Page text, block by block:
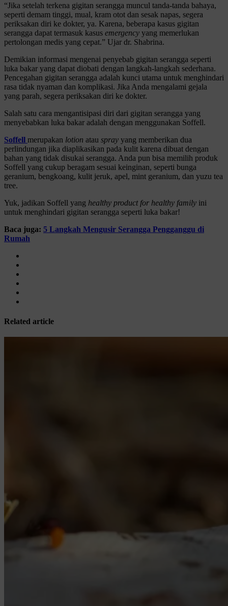
“Jika setelah terkena gigitan serangga muncul tanda-tanda bahaya,
seperti demam tinggi, mual, kram otot dan sesak napas, segera
periksakan diri ke dokter, ya. Karena, beberapa kasus gigitan
serangga dapat termasuk kasus emergency yang memerlukan
pertolongan medis yang cepat.” Ujar dr. Shabrina.
Demikian informasi mengenai penyebab gigitan serangga seperti
luka bakar yang dapat diobati dengan langkah-langkah sederhana.
Pencegahan gigitan serangga adalah kunci utama untuk menghindari
rasa tidak nyaman dan komplikasi. Jika Anda mengalami gejala
yang parah, segera periksakan diri ke dokter.
Salah satu cara mengantisipasi diri dari gigitan serangga yang
menyebabkan luka bakar adalah dengan menggunakan Soffell.
Soffell merupakan lotion atau spray yang memberikan dua
perlindungan jika diaplikasikan pada kulit karena dibuat dengan
bahan yang tidak disukai serangga. Anda pun bisa memilih produk
Soffell yang cukup beragam sesuai keinginan, seperti bunga
geranium, bengkoang, kulit jeruk, apel, mint geranium, dan yuzu tea
tree.
Yuk, jadikan Soffell yang healthy product for healthy family ini
untuk menghindari gigitan serangga seperti luka bakar!
Baca juga: 5 Langkah Mengusir Serangga Pengganggu di
Rumah
Related article